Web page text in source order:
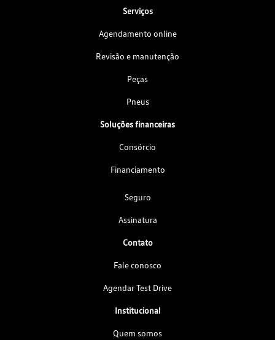
Serviços
Agendamento online
Revisão e manutenção
Peças
Pneus
Soluções financeiras
Consórcio
Financiamento
Seguro
Assinatura
Contato
Fale conosco
Agendar Test Drive
Institucional
Quem somos